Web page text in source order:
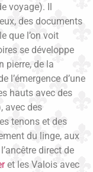
voyage). Il
des documents
que l’on voit
se développe
pierre, de la
l’émergence d’une
hauts avec des
avec des
tenons et des
du linge, aux
direct de
et les Valois avec